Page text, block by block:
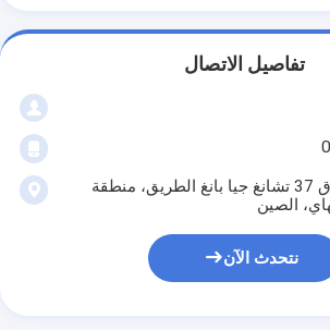
تفاصيل الاتصال
غرفة 302 رقم 4 زقاق 37 تشانغ جيا بانغ الطريق، منطقة
الصين
نتحدث الآن